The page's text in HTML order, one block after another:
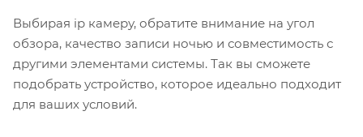
Выбирая ip камеру, обратите внимание на угол
обзора, качество записи ночью и совместимость с
другими элементами системы. Так вы сможете
подобрать устройство, которое идеально подходит
для ваших условий.